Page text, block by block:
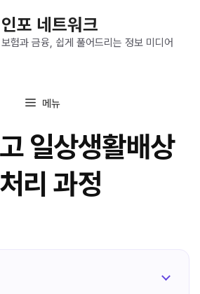
인포 네트워크
보험과 금융, 쉽게 풀어드리는 정보 미디어
메뉴
일상생활배상
리 과정